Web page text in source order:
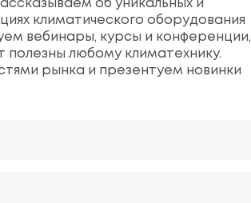
об уникальных и
климатического оборудования
вебинары, курсы и конференции,
полезны любому климатехнику.
рынка и презентуем новинки